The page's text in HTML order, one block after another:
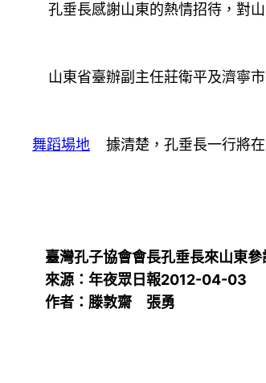
孔垂長感謝山東的熱情招待，對
山東省臺辦副主任莊衛平及濟寧
舞蹈場地 據清楚，孔垂長一行將在
臺灣孔子協會會長孔垂長來山東參
來源：年夜眾日報2012-04-03
作者：滕敦齋 張勇